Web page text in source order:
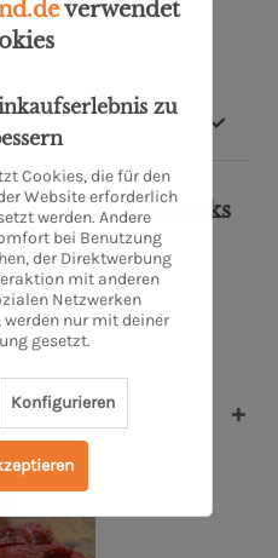
Fleischerei
"Hähnchensteaks
Spezialitäten-Fleischerei
verwendet
zu
Cookies, die für den
Website erforderlich
werden. Andere
bei Benutzung
der Direktwerbung
mit anderen
Netzwerken
nur mit deiner
gesetzt.
Konfigurieren